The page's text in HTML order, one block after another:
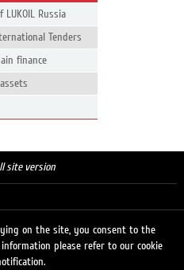
LUKOIL Russia
Tenders
finance
site version
on the site, you consent to the
please refer to our cookie